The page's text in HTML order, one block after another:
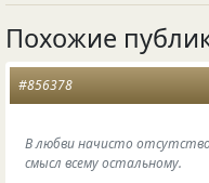
Похожие
#856378
В любви начисто
смысл всему остальному.